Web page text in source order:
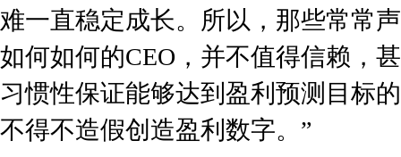
难一直稳定成长。所以，那些常常
如何如何的CEO，并不值得信赖，
习惯性保证能够达到盈利预测目标
不得不造假创造盈利数字。”